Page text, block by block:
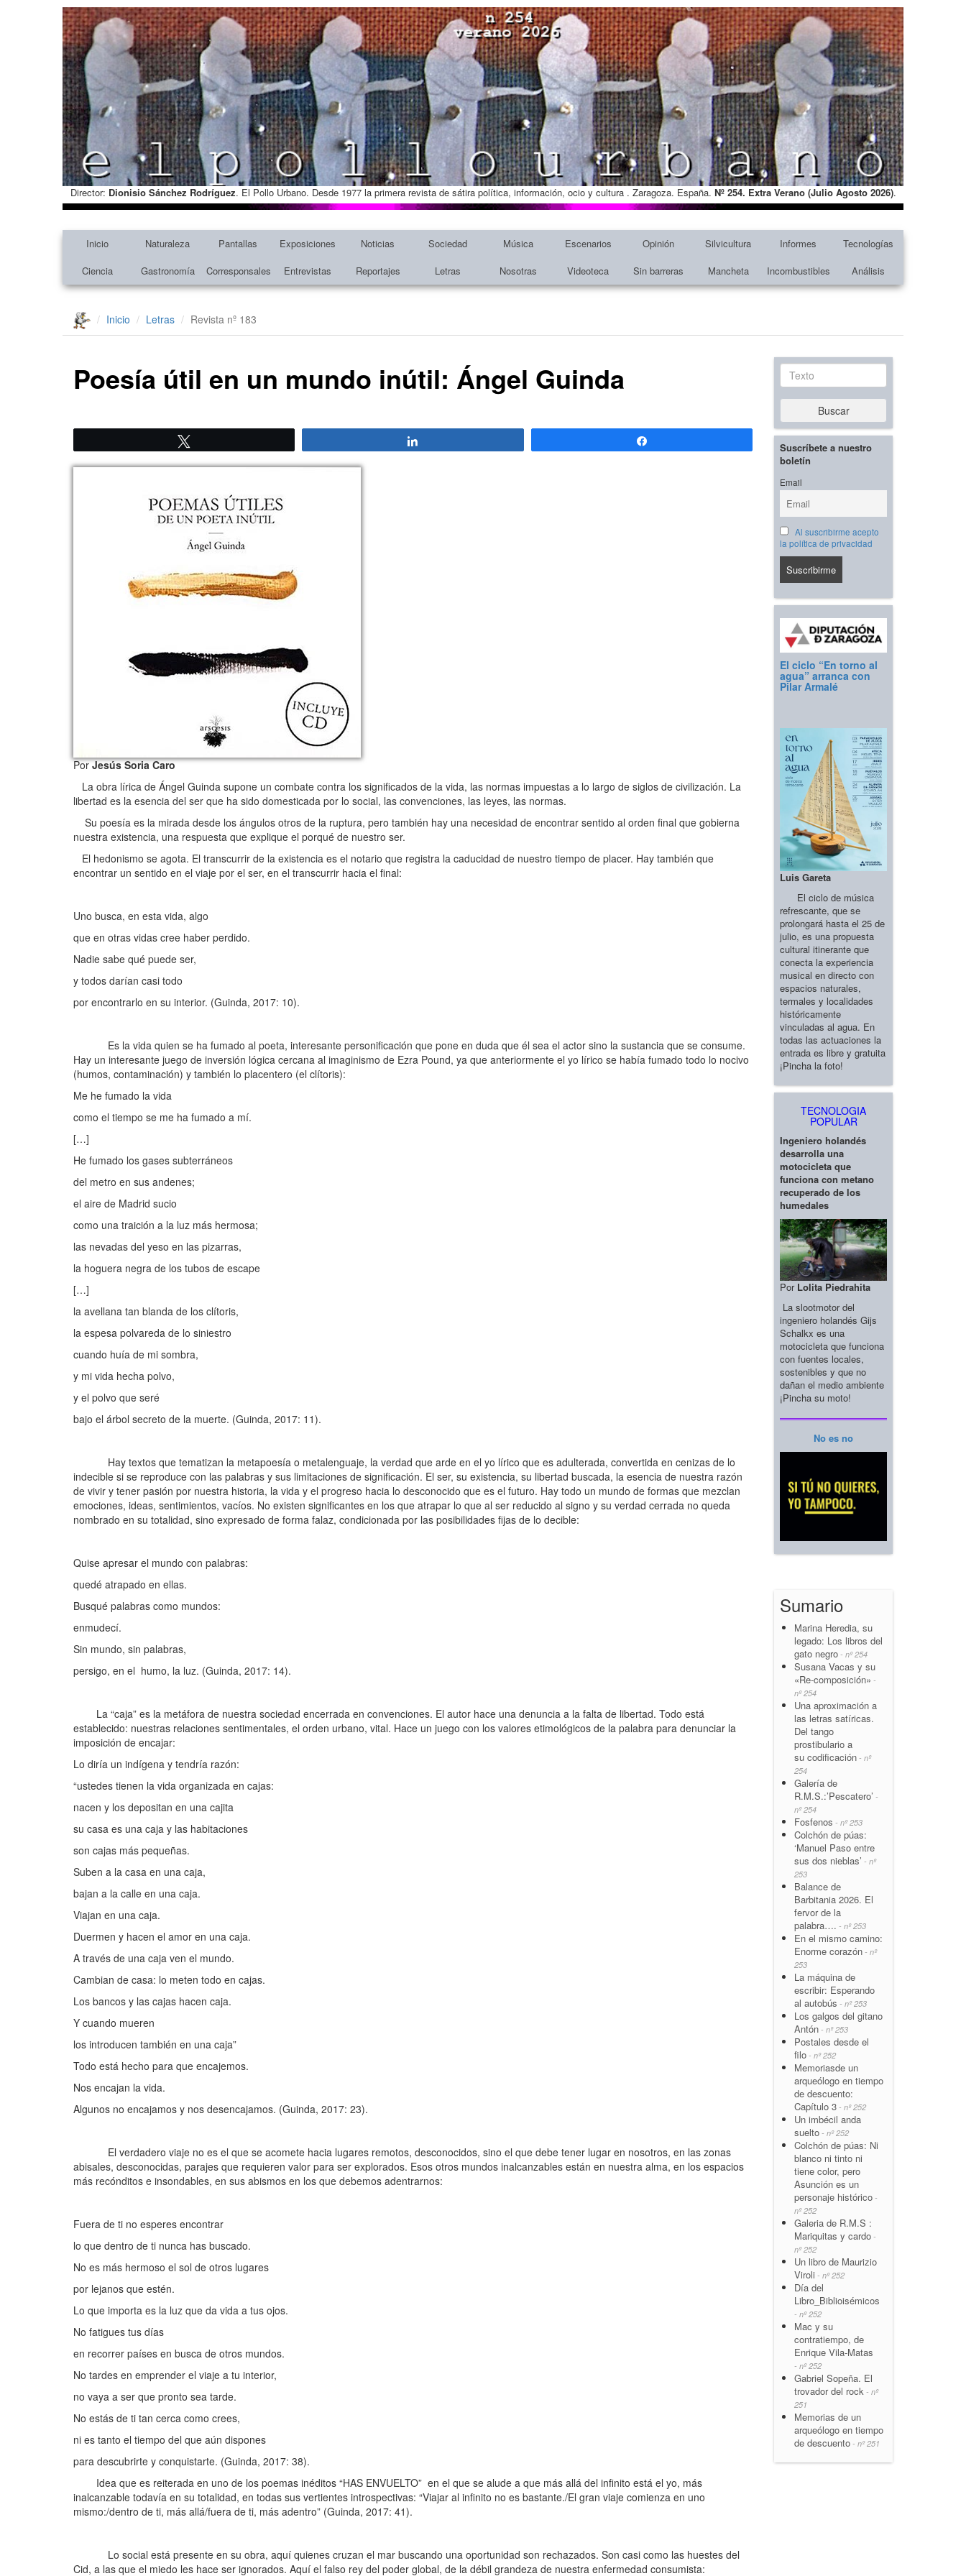
Director: Dionisio Sánchez Rodríguez. El Pollo Urbano. Desde 1977 la primera revista de sátira política, información, ocio y cultura . Zaragoza. España. Nº 254. Extra Verano (Julio Agosto 2026).
Inicio Naturaleza Pantallas Exposiciones Noticias Sociedad Música Escenarios Opinión Silvicultura Informes
Tecnologías
Ciencia
Gastronomía Corresponsales Entrevistas Reportajes Letras Nosotras Videoteca Sin barreras Mancheta Incombustibles Análisis
Inicio Letras Revista nº 183
Poesía útil en un mundo inútil: Ángel Guinda
PorJesús Soria Caro
La obra lírica de Ángel Guinda supone un combate contra los significados de la vida, las normas impuestas a lo largo de siglos de civilización. La
libertad es la esencia del ser que ha sido domesticada por lo social, las convenciones, las leyes, las normas.
Su poesía es la mirada desde los ángulos otros de la ruptura, pero también hay una necesidad de encontrar sentido al orden final que gobierna
nuestra existencia, una respuesta que explique el porqué de nuestro ser.
El hedonismo se agota. El transcurrir de la existencia es el notario que registra la caducidad de nuestro tiempo de placer. Hay también que
encontrar un sentido en el viaje por el ser, en el transcurrir hacia el final:
Uno busca, en esta vida, algo
que en otras vidas cree haber perdido.
Nadie sabe qué puede ser,
y todos darían casi todo
por encontrarlo en su interior. (Guinda, 2017: 10).
Es la vida quien se ha fumado al poeta, interesante personificación que pone en duda que él sea el actor sino la sustancia que se consume.
Hay un interesante juego de inversión lógica cercana al imaginismo de Ezra Pound, ya que anteriormente el yo lírico se había fumado todo lo nocivo
(humos, contaminación) y también lo placentero (el clítoris):
Me he fumado la vida
como el tiempo se me ha fumado a mí.
[…]
He fumado los gases subterráneos
del metro en sus andenes;
el aire de Madrid sucio
como una traición a la luz más hermosa;
las nevadas del yeso en las pizarras,
la hoguera negra de los tubos de escape
[…]
la avellana tan blanda de los clítoris,
la espesa polvareda de lo siniestro
cuando huía de mi sombra,
y mi vida hecha polvo,
y el polvo que seré
bajo el árbol secreto de la muerte. (Guinda, 2017: 11).
Hay textos que tematizan la metapoesía o metalenguaje, la verdad que arde en el yo lírico que es adulterada, convertida en cenizas de lo
indecible si se reproduce con las palabras y sus limitaciones de significación. El ser, su existencia, su libertad buscada, la esencia de nuestra razón
de vivir y tener pasión por nuestra historia, la vida y el progreso hacia lo desconocido que es el futuro. Hay todo un mundo de formas que mezclan
emociones, ideas, sentimientos, vacíos. No existen significantes en los que atrapar lo que al ser reducido al signo y su verdad cerrada no queda
nombrado en su totalidad, sino expresado de forma falaz, condicionada por las posibilidades fijas de lo decible:
Quise apresar el mundo con palabras:
quedé atrapado en ellas.
Busqué palabras como mundos:
enmudecí.
Sin mundo, sin palabras,
persigo, en el humo, la luz. (Guinda, 2017: 14).
La “caja” es la metáfora de nuestra sociedad encerrada en convenciones. El autor hace una denuncia a la falta de libertad. Todo está
establecido: nuestras relaciones sentimentales, el orden urbano, vital. Hace un juego con los valores etimológicos de la palabra para denunciar la
imposición de encajar:
Lo diría un indígena y tendría razón:
“ustedes tienen la vida organizada en cajas:
nacen y los depositan en una cajita
su casa es una caja y las habitaciones
son cajas más pequeñas.
Suben a la casa en una caja,
bajan a la calle en una caja.
Viajan en una caja.
Duermen y hacen el amor en una caja.
A través de una caja ven el mundo.
Cambian de casa: lo meten todo en cajas.
Los bancos y las cajas hacen caja.
Y cuando mueren
los introducen también en una caja”
Todo está hecho para que encajemos.
Nos encajan la vida.
Algunos no encajamos y nos desencajamos. (Guinda, 2017: 23).
El verdadero viaje no es el que se acomete hacia lugares remotos, desconocidos, sino el que debe tener lugar en nosotros, en las zonas
abisales, desconocidas, parajes que requieren valor para ser explorados. Esos otros mundos inalcanzables están en nuestra alma, en los espacios
más recónditos e insondables, en sus abismos en los que debemos adentrarnos:
Fuera de ti no esperes encontrar
lo que dentro de ti nunca has buscado.
No es más hermoso el sol de otros lugares
por lejanos que estén.
Lo que importa es la luz que da vida a tus ojos.
No fatigues tus días
en recorrer países en busca de otros mundos.
No tardes en emprender el viaje a tu interior,
no vaya a ser que pronto sea tarde.
No estás de ti tan cerca como crees,
ni es tanto el tiempo del que aún dispones
para descubrirte y conquistarte. (Guinda, 2017: 38).
Idea que es reiterada en uno de los poemas inéditos “HAS ENVUELTO” en el que se alude a que más allá del infinito está el yo, más
inalcanzable todavía en su totalidad, en todas sus vertientes introspectivas: “Viajar al infinito no es bastante./El gran viaje comienza en uno
mismo:/dentro de ti, más allá/fuera de ti, más adentro” (Guinda, 2017: 41).
Lo social está presente en su obra, aquí quienes cruzan el mar buscando una oportunidad son rechazados. Son casi como las huestes del
Cid, a las que el miedo les hace ser ignorados. Aquí el falso rey del poder global, de la débil grandeza de nuestra enfermedad consumista:
Texto
Buscar
Suscríbete a nuestro
boletín
Email
Al suscribirme acepto
la política de privacidad
El ciclo “En torno al
agua” arranca con
Pilar Armalé
Luis Gareta
El ciclo de música
refrescante, que se
prolongará hasta el 25 de
julio, es una propuesta
cultural itinerante que
conecta la experiencia
musical en directo con
espacios naturales,
termales y localidades
históricamente
vinculadas al agua. En
todas las actuaciones la
entrada es libre y gratuita
¡Pincha la foto!
TECNOLOGIA
POPULAR
Ingeniero holandés
desarrolla una
motocicleta que
funciona con metano
recuperado de los
humedales
Por Lolita Piedrahita
La slootmotor del
ingeniero holandés Gijs
Schalkx es una
motocicleta que funciona
con fuentes locales,
sostenibles y que no
dañan el medio ambiente
¡Pincha su moto!
No es no
Sumario
Marina Heredia, su
legado: Los libros del
gato negro - nº 254
Susana Vacas y su
«Re-composición» -
nº 254
Una aproximación a
las letras satíricas.
Del tango
prostibulario a
su codificación - nº
254
Galería de
R.M.S.:’Pescatero’ -
nº 254
Fosfenos - nº 253
Colchón de púas:
‘Manuel Paso entre
sus dos nieblas’ - nº
253
Balance de
Barbitania 2026. El
fervor de la
palabra…. - nº 253
En el mismo camino:
Enorme corazón - nº
253
La máquina de
escribir: Esperando
al autobús - nº 253
Los galgos del gitano
Antón - nº 253
Postales desde el
filo - nº 252
Memoriasde un
arqueólogo en tiempo
de descuento:
Capítulo 3 - nº 252
Un imbécil anda
suelto - nº 252
Colchón de púas: Ni
blanco ni tinto ni
tiene color, pero
Asunción es un
personaje histórico -
nº 252
Galeria de R.M.S :
Mariquitas y cardo -
nº 252
Un libro de Maurizio
Viroli - nº 252
Día del
Libro_Biblioisémicos
- nº 252
Mac y su
contratiempo, de
Enrique Vila-Matas
- nº 252
Gabriel Sopeña. El
trovador del rock - nº
251
Memorias de un
arqueólogo en tiempo
de descuento - nº 251